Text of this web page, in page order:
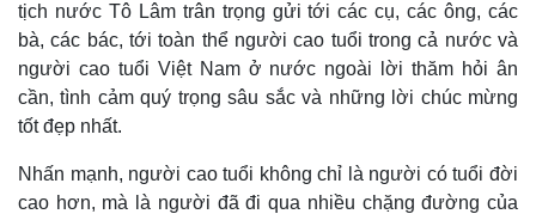
tịch nước Tô Lâm trân trọng gửi tới các cụ, các ông, các
bà, các bác, tới toàn thể người cao tuổi trong cả nước và
người cao tuổi Việt Nam ở nước ngoài lời thăm hỏi ân
cần, tình cảm quý trọng sâu sắc và những lời chúc mừng
tốt đẹp nhất.
Nhấn mạnh, người cao tuổi không chỉ là người có tuổi đời
cao hơn, mà là người đã đi qua nhiều chặng đường của